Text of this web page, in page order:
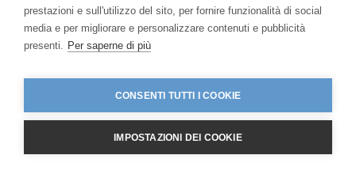
prestazioni e sull'utilizzo del sito, per fornire funzionalità di social
media e per migliorare e personalizzare contenuti e pubblicità
presenti. Per saperne di più
CONSENTI TUTTI I COOKIE
IMPOSTAZIONI DEI COOKIE